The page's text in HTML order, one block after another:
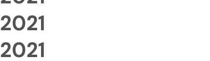
2021
2021